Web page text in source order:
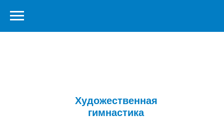
Художественная
гимнастика